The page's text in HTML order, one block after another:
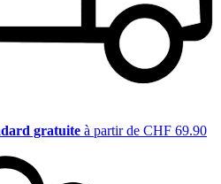
gratuite à partir de CHF 69.90